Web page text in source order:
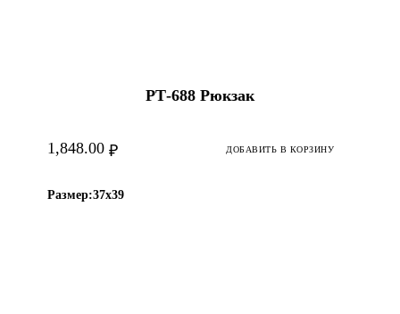
РТ-688 Рюкзак
₽
1,848.00 ДОБАВИТЬ В КОРЗИНУ
Размер:37х39